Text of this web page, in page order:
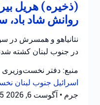
(ذخیره) هریل
روانش شاد باد،
نتانیاهو و همسرش در
در جنوب لبنان کشته
منبع: دفتر نخست‌وزیری
اسرائیل جنوب لبنان
جرم • آگوست 6, 2026 at 12:05 ب.ظ